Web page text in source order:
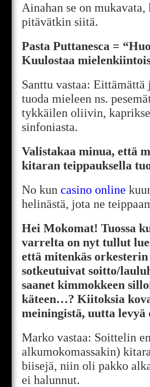
Ainahan se on
pitävätkin siitä.
Pasta Puttanesca =
Kuulostaa
Santtu vastaa:
tuoda mieleen ns.
tykkäilen oliivin,
sinfoniasta.
Valistakaa minua, että
kitaran teippauksella
No kun casino online
helinästä, jota ne
Hei Mokomat! Tuossa
varrelta on nyt tullut
että mitenkäs
sotkeutuivat soitto/
saanet kimmokkeen
käteen…? Kiitoksia
meiningistä, uutta
Marko vastaa: Soittelin
alkumokomassakin)
biisejä, niin oli pakko
ei halunnut.